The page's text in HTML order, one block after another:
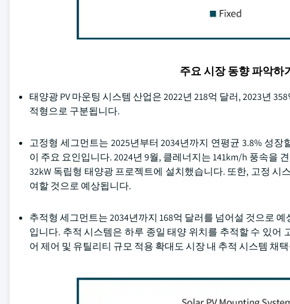
주요 시장 동향 파악하
태양광 PV 마운팅 시스템 산업은 2022년 218억 달러, 2023년
적형으로 구분됩니다.
고정형 세그먼트는 2025년부터 2034년까지 연평균 3.8% 성
이 주요 요인입니다. 2024년 9월, 클레너지는 141km/h 풍속을
32kW 독립형 태양광 프로젝트에 설치했습니다. 또한, 고정 시
여할 것으로 예상됩니다.
추적형 세그먼트는 2034년까지 168억 달러를 넘어설 것으로
입니다. 추적 시스템은 하루 종일 태양 위치를 추적할 수 있어
어 제어 및 유틸리티 규모 적용 확대도 시장 내 추적 시스템 채